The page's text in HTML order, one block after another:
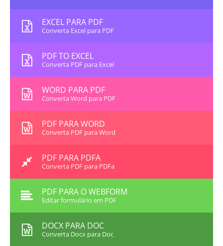
EXCEL PARA PDF
Converta Excel para PDF
PDF TO EXCEL
Converta PDF para Excel
WORD PARA PDF
Converta Word para PDF
PDF PARA WORD
Converta PDF para Word
PDF PARA PDFA
Converta PDF para PDFa
PDF PARA O WEBFORM
Editar formulário em PDF
DOCX PARA DOC
Converta Docx para Doc